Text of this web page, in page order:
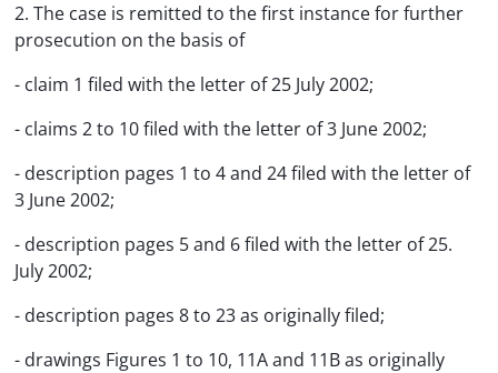
2. The case is remitted to the first instance for further
prosecution on the basis of
- claim 1 filed with the letter of 25 July 2002;
- claims 2 to 10 filed with the letter of 3 June 2002;
- description pages 1 to 4 and 24 filed with the letter of
3 June 2002;
- description pages 5 and 6 filed with the letter of 25.
July 2002;
- description pages 8 to 23 as originally filed;
- drawings Figures 1 to 10, 11A and 11B as originally